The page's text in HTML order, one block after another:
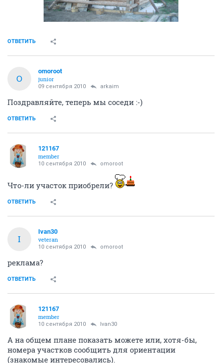
ОТВЕТИТЬ
O
omoroot
junior
09 сентября 2010 arkaim
Поздравляйте, теперь мы соседи :-)
ОТВЕТИТЬ
121167
member
10 сентября 2010 omoroot
Что-ли участок приобрели?
ОТВЕТИТЬ
I
Ivan30
veteran
10 сентября 2010 omoroot
реклама?
ОТВЕТИТЬ
121167
member
10 сентября 2010 Ivan30
А на общем плане показать можете или, хотя-бы,
номера участков сообщить для ориентации
(знакомые интересовались).